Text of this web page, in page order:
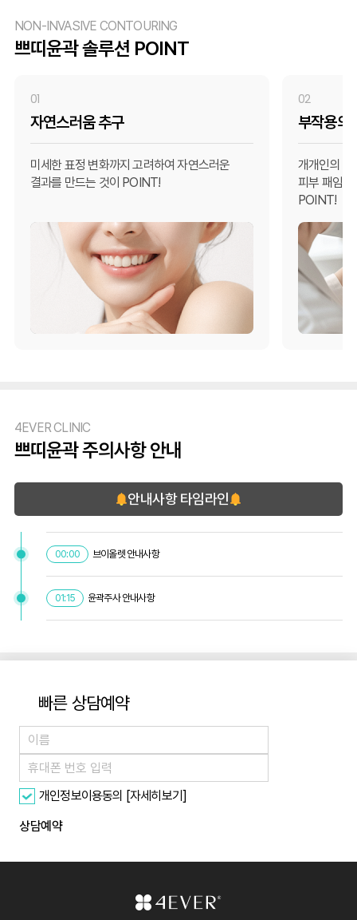
NON-INVASIVE CONTOURING
쁘띠윤곽 솔루션 POINT
01
자연스러움 추구
미세한 표정 변화까지 고려하여 자연스러운
결과를 만드는 것이 POINT!
02
부작용의
개개인의 피
피부 패임
POINT!
4EVER CLINIC
쁘띠윤곽 주의사항 안내
안내사항 타임라인
00:00 브이올렛 안내사항
01:15 윤곽주사 안내사항
빠른 상담예약
개인정보이용동의 [자세히보기]
상담예약